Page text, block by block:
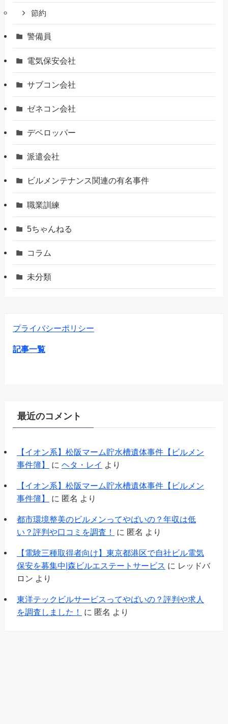
節約
警備員
電気保安会社
サブコン会社
ゼネコン会社
デベロッパー
派遣会社
ビルメンテナンス関連の有名事件
職業訓練
5ちゃんねる
コラム
未分類
プライバシーポリシー
記事一覧
最近のコメント
【イオン系】松阪マーム貯水槽遺体事件【ビルメン
事件簿】
に ヘタ・レイ より
【イオン系】松阪マーム貯水槽遺体事件【ビルメン
事件簿】
に 匿名 より
都市環境整美のビルメンってやばいの？年収は低
い？評判や口コミを調査！
に 匿名 より
【電験三種取得者向け】東京都港区で自社ビル電気
保安を募集中|森ビルエステートサービス に レッドバ
ロン より
東洋テックビルサービスってやばいの？評判や求人
を調査しました！
に 匿名 より